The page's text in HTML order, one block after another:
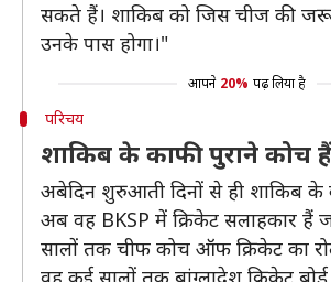
सकते हैं। शाकिब को जिस चीज की
उनके पास होगा।"
आपने 20% पढ़ लिया है
परिचय
शाकिब के काफी पुराने कोच
अबेदिन शुरुआती दिनों से ही शाकिब
अब वह BKSP में क्रिकेट सलाहकार हैं
सालों तक चीफ कोच ऑफ क्रिकेट का
वह कई सालों तक बांग्लादेश क्रिकेट